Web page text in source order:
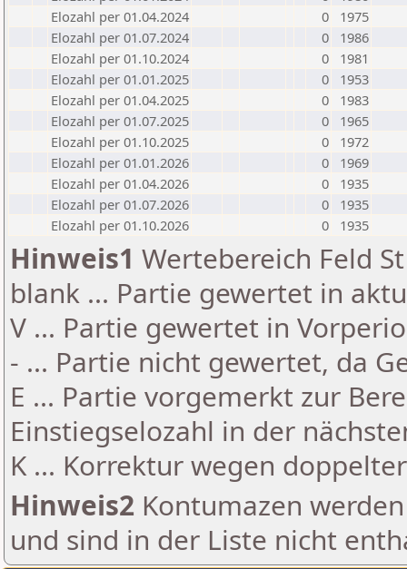
Elozahl per 01.04.2024
0
1975
Elozahl per 01.07.2024
0
1986
Elozahl per 01.10.2024
0
1981
Elozahl per 01.01.2025
0
1953
Elozahl per 01.04.2025
0
1983
Elozahl per 01.07.2025
0
1965
Elozahl per 01.10.2025
0
1972
Elozahl per 01.01.2026
0
1969
Elozahl per 01.04.2026
0
1935
Elozahl per 01.07.2026
0
1935
Elozahl per 01.10.2026
0 1935
Hinweis1 Wertebereich Feld
blank ... Partie gewertet in
V ... Partie gewertet in
- ... Partie nicht gewertet, da
E ... Partie vorgemerkt zur
Einstiegselozahl in der
K ... Korrektur wegen
Hinweis2 Kontumazen
und sind in der Liste nicht